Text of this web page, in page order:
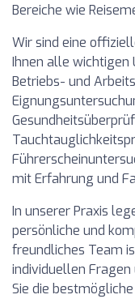
Bereiche wie
Wir sind eine
Ihnen alle wichtigen
Betriebs- und
mit Erfahrung und
In unserer Praxis
persönliche und
freundliches Team
individuellen
Sie die